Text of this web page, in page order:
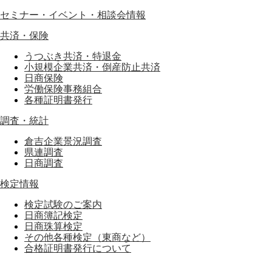
セミナー・イベント・相談会情報
共済・保険
うつぶき共済・特退金
小規模企業共済・倒産防止共済
日商保険
労働保険事務組合
各種証明書発行
調査・統計
倉吉企業景況調査
県連調査
日商調査
検定情報
検定試験のご案内
日商簿記検定
日商珠算検定
その他各種検定（東商など）
合格証明書発行について